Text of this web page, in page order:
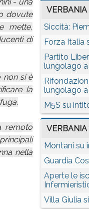
dovute
mette,
di
non si è
la
remoto
nella
VERBANIA
Siccità:
Forza Italia
Partito
lungolago
lungolago
M5S su
Montani su
Guardia
Aperte le
Villa Giulia